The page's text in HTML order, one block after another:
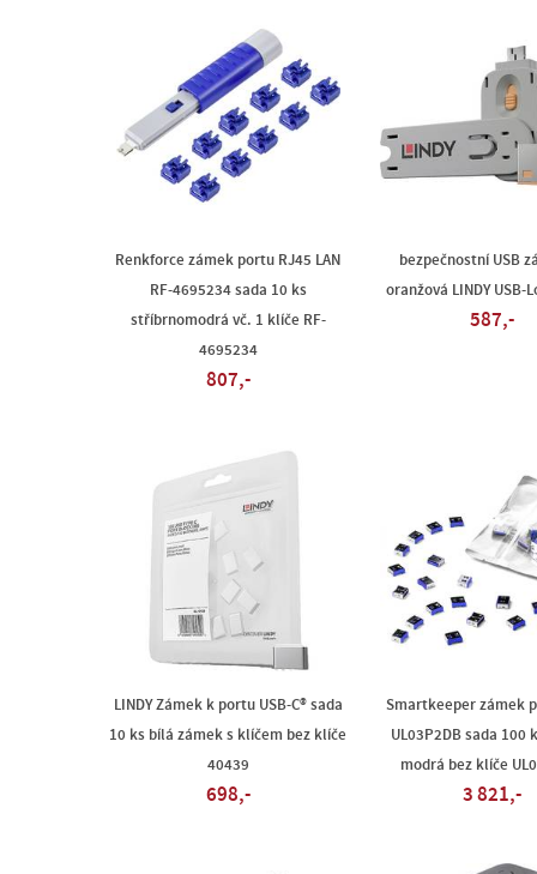
Renkforce zámek portu RJ45 LAN
RF-4695234 sada 10 ks
stříbrnomodrá vč. 1 klíče RF-
4695234
807,-
bezpečnostní USB
oranžová LINDY USB-
587,-
LINDY Zámek k portu USB-C® sada
10 ks bílá zámek s klíčem bez klíče
40439
698,-
Smartkeeper zámek
UL03P2DB sada 100
modrá bez klíče
3 821,-